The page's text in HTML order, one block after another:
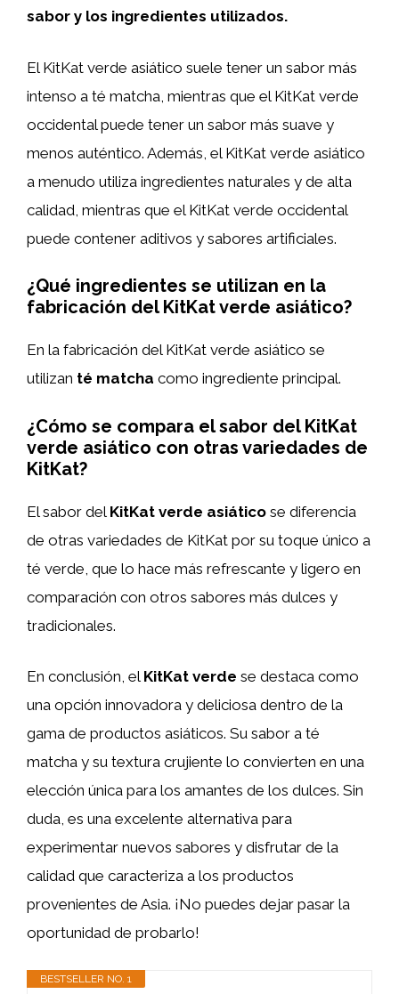
sabor y los ingredientes utilizados.
El KitKat verde asiático suele tener un sabor más
intenso a té matcha, mientras que el KitKat verde
occidental puede tener un sabor más suave y
menos auténtico. Además, el KitKat verde asiático
a menudo utiliza ingredientes naturales y de alta
calidad, mientras que el KitKat verde occidental
puede contener aditivos y sabores artificiales.
¿Qué ingredientes se utilizan en la
fabricación del KitKat verde asiático?
En la fabricación del KitKat verde asiático se
utilizan té matcha como ingrediente principal.
¿Cómo se compara el sabor del KitKat
verde asiático con otras variedades de
KitKat?
El sabor del KitKat verde asiático se diferencia
de otras variedades de KitKat por su toque único a
té verde, que lo hace más refrescante y ligero en
comparación con otros sabores más dulces y
tradicionales.
En conclusión, el KitKat verde se destaca como
una opción innovadora y deliciosa dentro de la
gama de productos asiáticos. Su sabor a té
matcha y su textura crujiente lo convierten en una
elección única para los amantes de los dulces. Sin
duda, es una excelente alternativa para
experimentar nuevos sabores y disfrutar de la
calidad que caracteriza a los productos
provenientes de Asia. ¡No puedes dejar pasar la
oportunidad de probarlo!
BESTSELLER NO. 1